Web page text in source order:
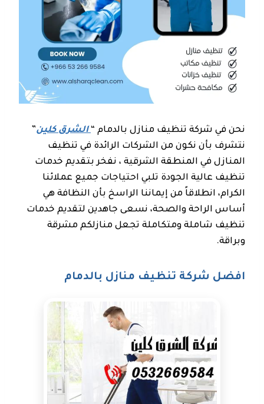
نحن في شركة تنظيف منازل بالدمام “الشرق كلين”
نتشرف بأن نكون من الشركات الرائدة في تنظيف
المنازل في المنطقة الشرقية ، نفخر بتقديم خدمات
تنظيف عالية الجودة تلبي احتياجات جميع عملائنا
الكرام، انطلاقاً من إيماننا الراسخ بأن النظافة هي
أساس الراحة والصحة، نسعى جاهدين لتقديم خدمات
تنظيف شاملة ومتكاملة تجعل منازلكم مشرقة
وبراقة.
افضل شركة تنظيف منازل بالدمام